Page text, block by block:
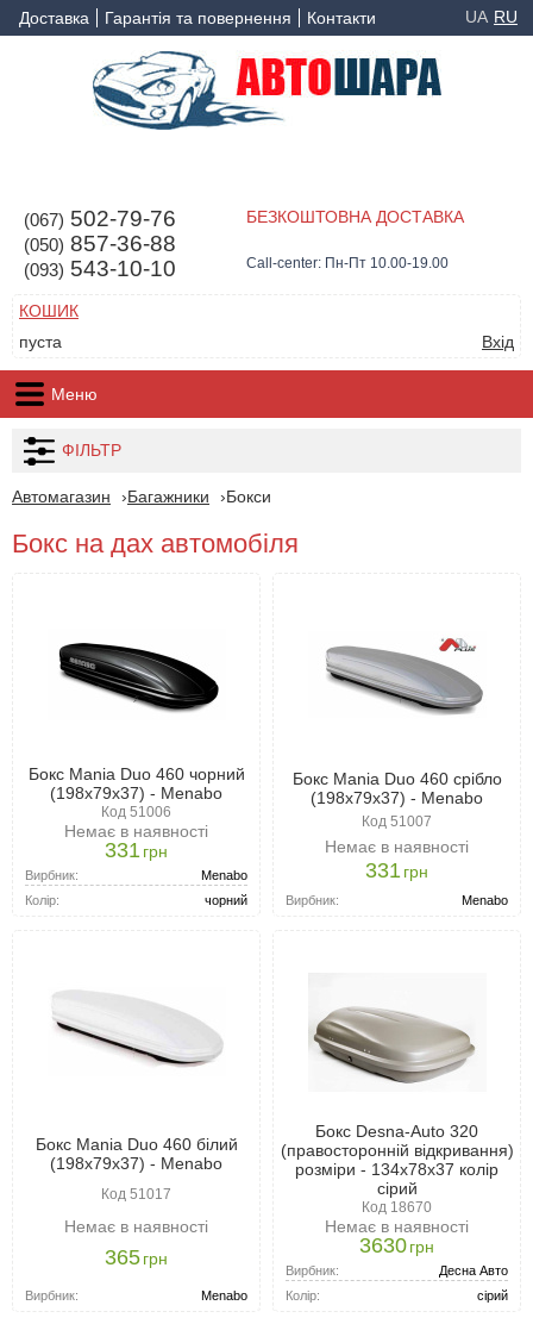
Доставка Гарантія та повернення Контакти UA RU
(067) 502-79-76
(050) 857-36-88
(093) 543-10-10
БЕЗКОШТОВНА ДОСТАВКА
Call-center: Пн-Пт 10.00-19.00
КОШИК
пуста
Вхід
Меню
ФІЛЬТР
Автомагазин Багажники Бокси
Бокс на дах автомобіля
Бокс Mania Duo 460 чорний
(198x79x37) - Menabo
Код 51006
Немає в наявності
331грн
Вирбник:
Menabo
Колір:
чорний
Бокс Mania Duo 460 срібло
(198x79x37) - Menabo
Код 51007
Немає в наявності
331 грн
Вирбник: Menabo
Бокс Mania Duo 460 білий
(198x79x37) - Menabo
Код 51017
Немає в наявності
365грн
Вирбник: Menabo
Бокс Desna-Auto 320
(правосторонній відкривання)
розміри - 134x78x37 колір
сірий
Код 18670
Немає в наявності
3630грн
Вирбник:
Десна Авто
Колір:
сірий